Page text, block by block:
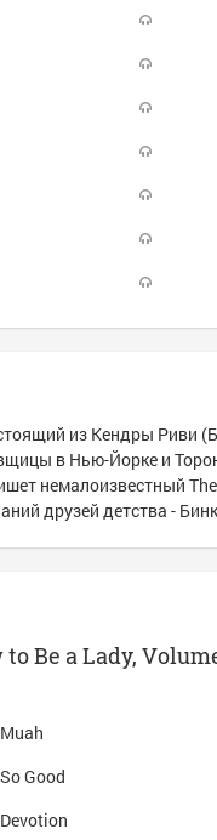
из Кендры
в Нью-Йорке и
немалоизвестный
друзей детства -
to Be a Lady,
Muah
So Good
Devotion